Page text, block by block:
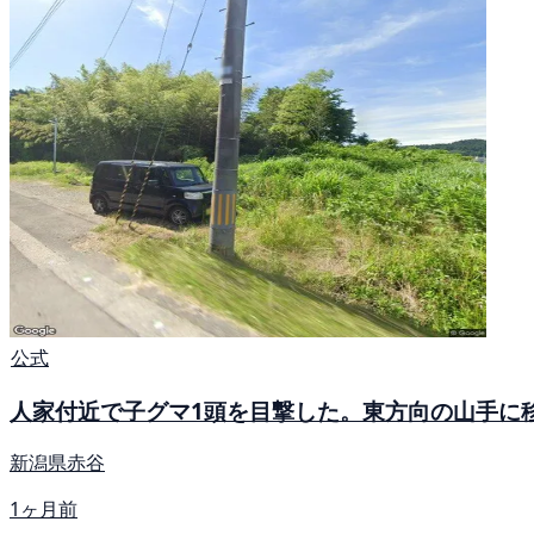
公式
人家付近で子グマ1頭を目撃した。東方向の山手に
新潟県赤谷
1ヶ月前